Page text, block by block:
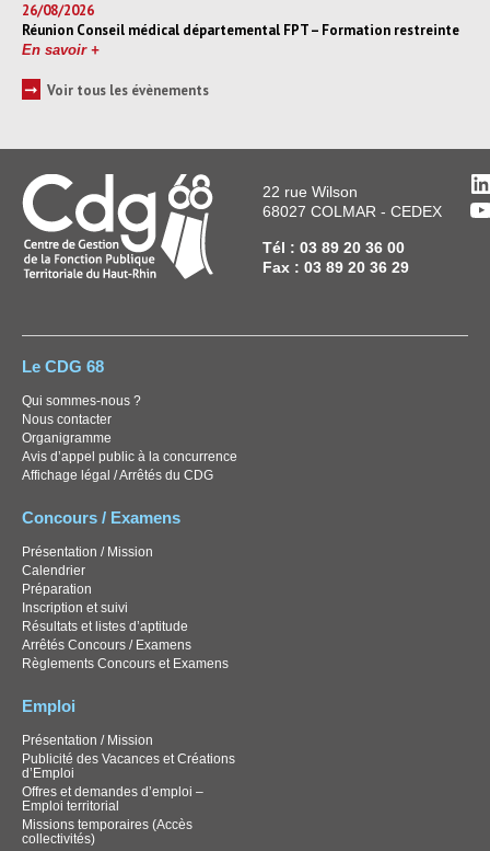
26/08/2026
Réunion Conseil médical départemental FPT – Formation restreinte
En savoir +
➞ Voir tous les évènements
22 rue Wilson
68027 COLMAR - CEDEX
Tél : 03 89 20 36 00
Fax : 03 89 20 36 29
Le CDG 68
Qui sommes-nous ?
Nous contacter
Organigramme
Avis d’appel public à la concurrence
Affichage légal / Arrêtés du CDG
Concours / Examens
Présentation / Mission
Calendrier
Préparation
Inscription et suivi
Résultats et listes d’aptitude
Arrêtés Concours / Examens
Règlements Concours et Examens
Emploi
Présentation / Mission
Publicité des Vacances et Créations
d’Emploi
Offres et demandes d’emploi –
Emploi territorial
Missions temporaires (Accès
collectivités)